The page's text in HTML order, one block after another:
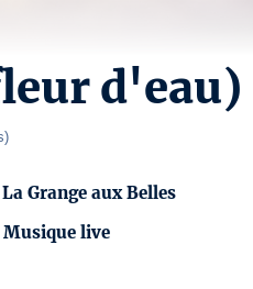
d'eau)
)
Grange aux Belles
Musique live